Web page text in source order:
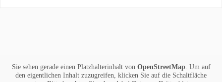
Sie sehen gerade einen Platzhalterinhalt von OpenStreetMap. Um auf
den eigentlichen Inhalt zuzugreifen, klicken Sie auf die Schaltfläche